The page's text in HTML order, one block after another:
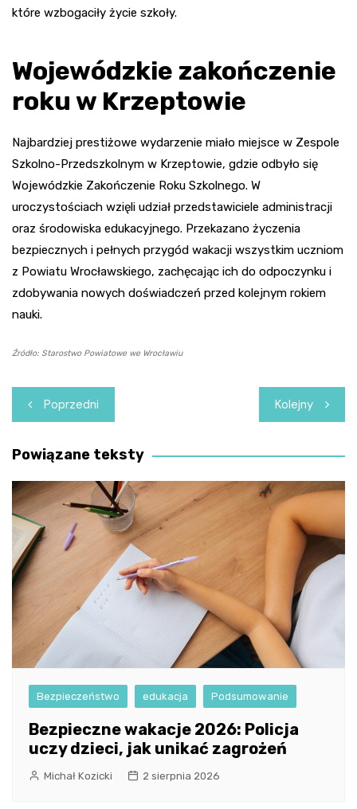
które wzbogaciły życie szkoły.
Wojewódzkie zakończenie
roku w Krzeptowie
Najbardziej prestiżowe wydarzenie miało miejsce w Zespole
Szkolno-Przedszkolnym w Krzeptowie, gdzie odbyło się
Wojewódzkie Zakończenie Roku Szkolnego. W
uroczystościach wzięli udział przedstawiciele administracji
oraz środowiska edukacyjnego. Przekazano życzenia
bezpiecznych i pełnych przygód wakacji wszystkim uczniom
z Powiatu Wrocławskiego, zachęcając ich do odpoczynku i
zdobywania nowych doświadczeń przed kolejnym rokiem
nauki.
Źródło: Starostwo Powiatowe we Wrocławiu
Nawigacja
wpisu
Poprzedni Kolejny
Powiązane teksty
Bezpieczeństwo edukacja Podsumowanie
Bezpieczne wakacje 2026: Policja
uczy dzieci, jak unikać zagrożeń
Michał Kozicki 2 sierpnia 2026